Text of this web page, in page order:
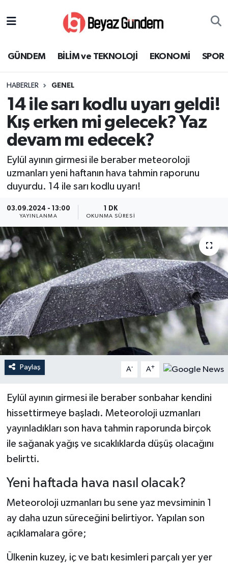
GÜNDEM BİLİM ve TEKNOLOJİ EKONOMİ SPOR
HABERLER GENEL
14 ile sarı kodlu uyarı geldi!
Kış erken mi gelecek? Yaz
devam mı edecek?
Eylül ayının girmesi ile beraber meteoroloji
uzmanları yeni haftanın hava tahmin raporunu
duyurdu. 14 ile sarı kodlu uyarı!
03.09.2024 - 13:00
YAYINLANMA
1 DK
OKUNMA SÜRESI
Paylaş A- A+
Eylül ayının girmesi ile beraber sonbahar kendini
hissettirmeye başladı. Meteoroloji uzmanları
yayınladıkları son hava tahmin raporunda birçok
ile sağanak yağış ve sıcaklıklarda düşüş olacağını
belirtti.
Yeni haftada hava nasıl olacak?
Meteoroloji uzmanları bu sene yaz mevsiminin 1
ay daha uzun süreceğini belirtiyor. Yapılan son
açıklamalara göre;
Ülkenin kuzey, iç ve batı kesimleri parçalı yer yer
EKONOMİ
SPOR
SAĞLIK
EĞİTİM
MAGAZİN
YEREL
Süper Lig Puan Durumu ve Fikstür
Tüm Manşetler
Son Dakika Haberleri
Haber Arşivi